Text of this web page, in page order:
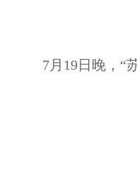
7月19日晚，“